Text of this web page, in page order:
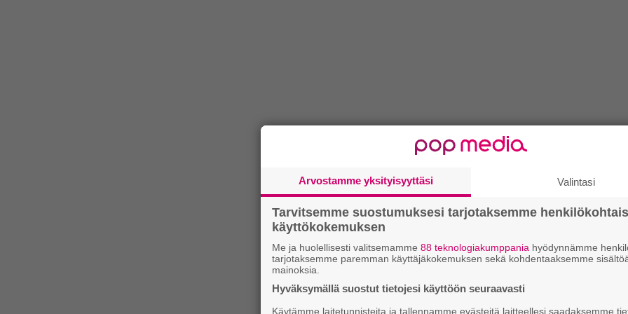
Arvostamme yksityisyyttäsi Valintasi
Tarvitsemme suostumuksesi tarjotaksemme
käyttökokemuksen
Me ja huolellisesti valitsemamme 88 teknologiakumppania hyödynnämme
tarjotaksemme paremman käyttäjäkokemuksen sekä kohdentaaksemme
mainoksia.
Hyväksymällä suostut tietojesi käyttöön seuraavasti
Käytämme laitetunnisteita ja tallennamme evästeitä laitteellesi saadaksemme